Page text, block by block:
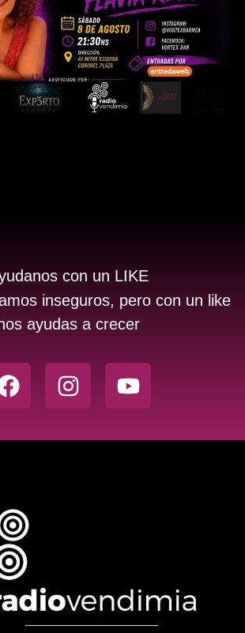
con un LIKE
inseguros, pero con un like
ayudas a crecer